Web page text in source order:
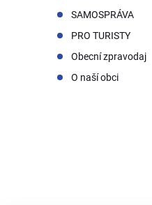
SAMOSPRÁVA
PRO TURISTY
Obecní zpravodaj
O naší obci